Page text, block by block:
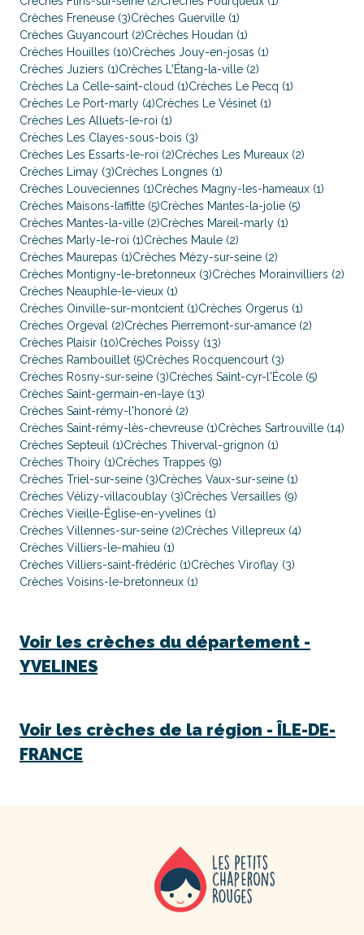
Crèches Freneuse (3)Crèches Guerville (1)
Crèches Guyancourt (2)Crèches Houdan (1)
Crèches Houilles (10)Crèches Jouy-en-josas (1)
Crèches Juziers (1)Crèches L'Étang-la-ville (2)
Crèches La Celle-saint-cloud (1)Crèches Le Pecq (1)
Crèches Le Port-marly (4)Crèches Le Vésinet (1)
Crèches Les Alluets-le-roi (1)
Crèches Les Clayes-sous-bois (3)
Crèches Les Essarts-le-roi (2)Crèches Les Mureaux (2)
Crèches Limay (3)Crèches Longnes (1)
Crèches Louveciennes (1)Crèches Magny-les-hameaux (1)
Crèches Maisons-laffitte (5)Crèches Mantes-la-jolie (5)
Crèches Mantes-la-ville (2)Crèches Mareil-marly (1)
Crèches Marly-le-roi (1)Crèches Maule (2)
Crèches Maurepas (1)Crèches Mézy-sur-seine (2)
Crèches Montigny-le-bretonneux (3)Crèches Morainvilliers (2)
Crèches Neauphle-le-vieux (1)
Crèches Oinville-sur-montcient (1)Crèches Orgerus (1)
Crèches Orgeval (2)Crèches Pierremont-sur-amance (2)
Crèches Plaisir (10)Crèches Poissy (13)
Crèches Rambouillet (5)Crèches Rocquencourt (3)
Crèches Rosny-sur-seine (3)Crèches Saint-cyr-l'École (5)
Crèches Saint-germain-en-laye (13)
Crèches Saint-rémy-l'honoré (2)
Crèches Saint-rémy-lès-chevreuse (1)Crèches Sartrouville (14)
Crèches Septeuil (1)Crèches Thiverval-grignon (1)
Crèches Thoiry (1)Crèches Trappes (9)
Crèches Triel-sur-seine (3)Crèches Vaux-sur-seine (1)
Crèches Vélizy-villacoublay (3)Crèches Versailles (9)
Crèches Vieille-Église-en-yvelines (1)
Crèches Villennes-sur-seine (2)Crèches Villepreux (4)
Crèches Villiers-le-mahieu (1)
Crèches Villiers-saint-frédéric (1)Crèches Viroflay (3)
Crèches Voisins-le-bretonneux (1)
Voir les crèches du département -
YVELINES
Voir les crèches de la région - ÎLE-DE-
FRANCE